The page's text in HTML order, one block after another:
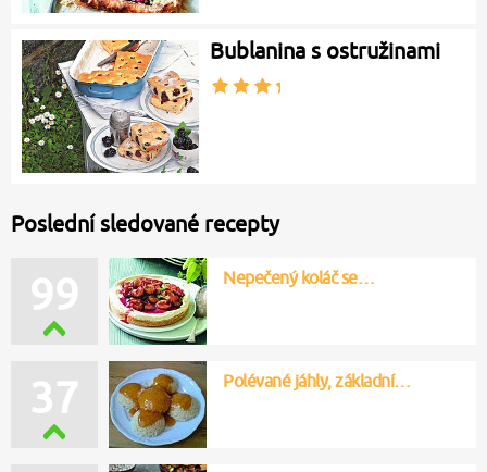
Bublanina s ostružinami
Poslední sledované recepty
99 Nepečený koláč se…
37 Polévané jáhly, základní…